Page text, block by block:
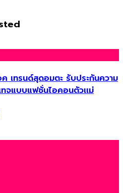
เทรนด์สุดอมตะ รับประกันความ
ทจแบบแฟชั่นไอคอนตัวเเม่